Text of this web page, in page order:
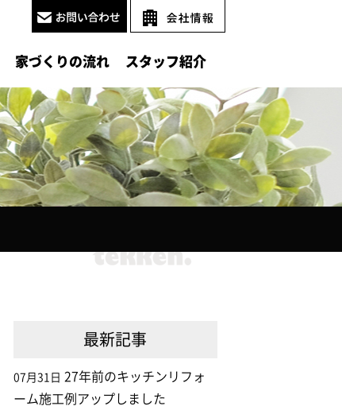
家づくりの流れ スタッフ紹介
最新記事
07月31日 27年前のキッチンリフォ
ーム施工例アップしました